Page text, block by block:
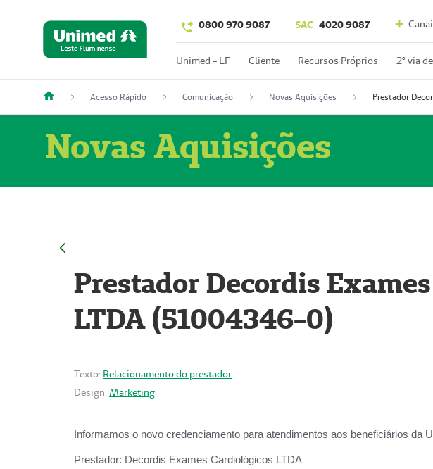
0800 970 9087 SAC 4020 9087
Unimed - LF Cliente Recursos Próprios 2º via
Acesso Rápido Comunicação Novas Aquisições
Novas Aquisições
Prestador Decordis
LTDA (51004346-0)
Texto: Relacionamento do prestador
Design: Marketing
Informamos o novo credenciamento para atendimentos aos beneficiários da
Prestador: Decordis Exames Cardiológicos LTDA